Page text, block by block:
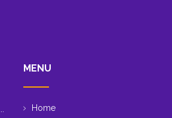
MENU
Home